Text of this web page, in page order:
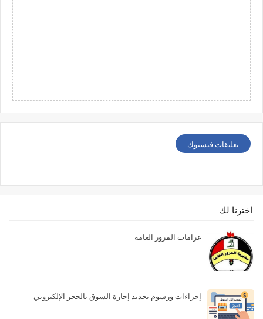
تعليقات فيسبوك
اخترنا لك
غرامات المرور العامة
إجراءات ورسوم تجديد إجازة السوق بالحجز الإلكتروني